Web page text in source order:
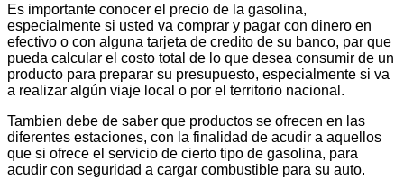
Es importante conocer el precio de la gasolina,
especialmente si usted va comprar y pagar con dinero en
efectivo o con alguna tarjeta de credito de su banco, par que
pueda calcular el costo total de lo que desea consumir de un
producto para preparar su presupuesto, especialmente si va
a realizar algún viaje local o por el territorio nacional.
Tambien debe de saber que productos se ofrecen en las
diferentes estaciones, con la finalidad de acudir a aquellos
que si ofrece el servicio de cierto tipo de gasolina, para
acudir con seguridad a cargar combustible para su auto.